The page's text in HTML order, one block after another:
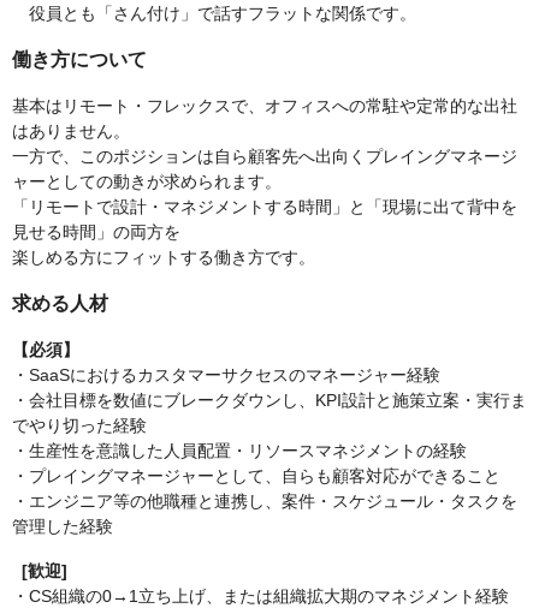
役員とも「さん付け」で話すフラットな関係です。
働き方について
基本はリモート・フレックスで、オフィスへの常駐や定常的な出社
はありません。
一方で、このポジションは自ら顧客先へ出向くプレイングマネージ
ャーとしての動きが求められます。
「リモートで設計・マネジメントする時間」と「現場に出て背中を
見せる時間」の両方を
楽しめる方にフィットする働き方です。
求める人材
【必須】
・SaaSにおけるカスタマーサクセスのマネージャー経験
・会社目標を数値にブレークダウンし、KPI設計と施策立案・実行ま
でやり切った経験
・生産性を意識した人員配置・リソースマネジメントの経験
・プレイングマネージャーとして、自らも顧客対応ができること
・エンジニア等の他職種と連携し、案件・スケジュール・タスクを
管理した経験
[歓迎]
・CS組織の0→1立ち上げ、または組織拡大期のマネジメント経験